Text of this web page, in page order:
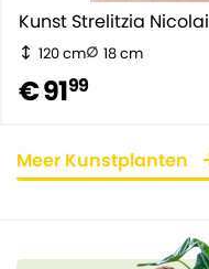
Kunst Strelitzia Nicolai
120 cm 18 cm
€ 9199
Meer Kunstplanten